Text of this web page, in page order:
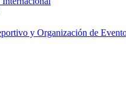
y Organización de